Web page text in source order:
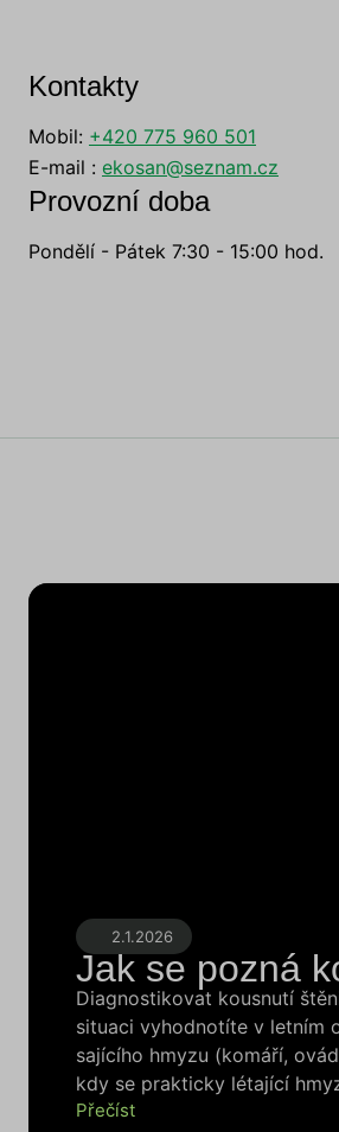
Kontakty
Mobil: +420 775 960 501
E-mail : ekosan@seznam.cz
Provozní doba
Pondělí - Pátek 7:30 - 15:00 hod.
2.1.2026
Jak se pozná
Diagnostikovat kousnutí
situaci vyhodnotíte v letním
sajícího hmyzu (komáří,
kdy se prakticky létající
Přečíst